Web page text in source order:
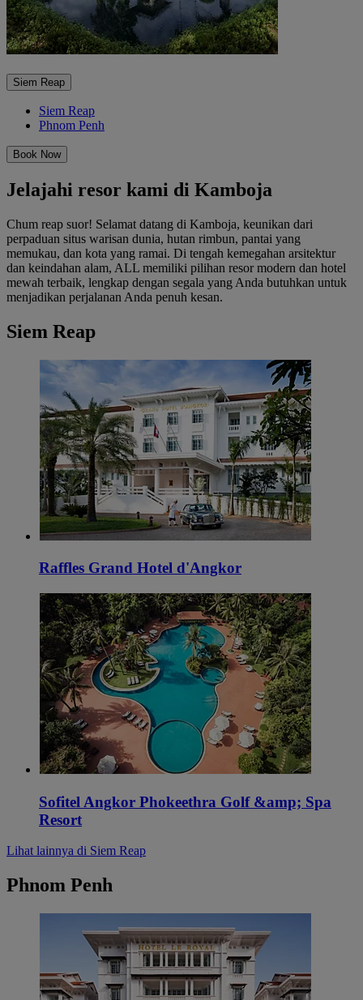
Siem Reap
Siem Reap
Phnom Penh
Book Now
Jelajahi resor kami di Kamboja
Chum reap suor! Selamat datang di Kamboja, keunikan dari
perpaduan situs warisan dunia, hutan rimbun, pantai yang
memukau, dan kota yang ramai. Di tengah kemegahan arsitektur
dan keindahan alam, ALL memiliki pilihan resor modern dan hotel
mewah terbaik, lengkap dengan segala yang Anda butuhkan untuk
menjadikan perjalanan Anda penuh kesan.
Siem Reap
Raffles Grand Hotel d'Angkor
Sofitel Angkor Phokeethra Golf &amp; Spa
Resort
Lihat lainnya di Siem Reap
Phnom Penh